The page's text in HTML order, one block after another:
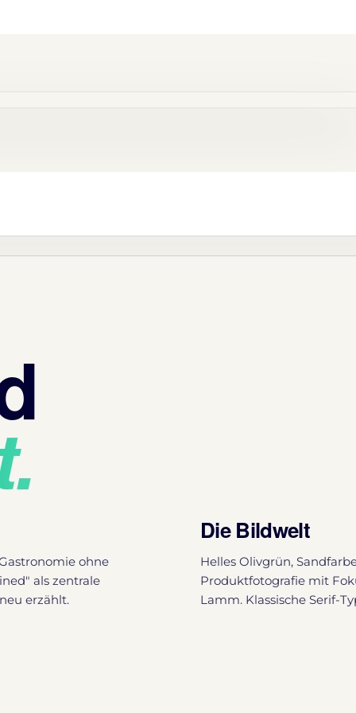
ohne
als zentrale
erzählt.
Die Bildwelt
Helles Olivgrün,
Produktfotografie mit
Lamm. Klassische Serif-